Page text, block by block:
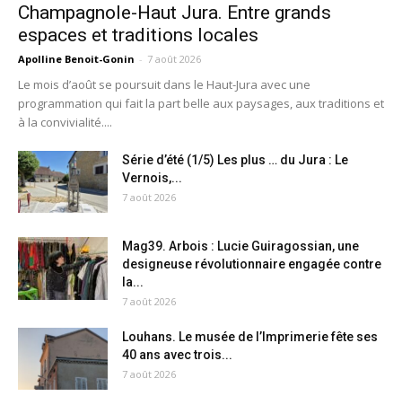
Champagnole-Haut Jura. Entre grands
espaces et traditions locales
Apolline Benoit-Gonin - 7 août 2026
Le mois d’août se poursuit dans le Haut-Jura avec une
programmation qui fait la part belle aux paysages, aux traditions et
à la convivialité....
Série d’été (1/5) Les plus … du Jura : Le
Vernois,...
7 août 2026
Mag39. Arbois : Lucie Guiragossian, une
designeuse révolutionnaire engagée contre
la...
7 août 2026
Louhans. Le musée de l’Imprimerie fête ses
40 ans avec trois...
7 août 2026